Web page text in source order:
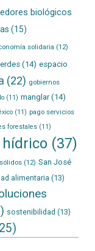
biológicos
(15)
solidaria (12)
(14) espacio
(22) gobiernos
(11) manglar(14)
(11) pago servicios
forestales(11)
(37)
(12) San José
alimentaria (13)
sostenibilidad (13)